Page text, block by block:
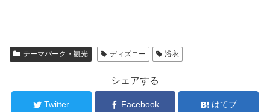
テーマパーク・観光 ディズニー 浴衣
シェアする
Twitter Facebook はてブ